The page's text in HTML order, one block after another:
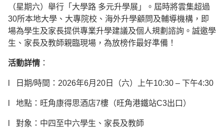
（星期六）舉行「大學路 多元升學展」。屆時將雲集超過
30所本地大學、大專院校、海外升學顧問及輔導機構，即
場為學生及家長提供專業升學建議及個人規劃諮詢。誠邀學
生、家長及教師親臨現場，為放榜作最好準備！
活動詳情 ：
l 日期/時間：2026年6月20日（六）上午10:30 – 下午4:30
l 地點：旺角康得思酒店7樓（旺角港鐵站C3出口）
l 對象：中四至中六學生、家長及教師